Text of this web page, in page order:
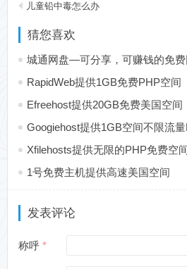
儿童铅中毒怎么办
猜您喜欢
城通网盘—可分享，可赚钱的免费
RapidWeb提供1GB免费PHP空间
Efreehost提供20GB免费美国空间
Googiehost提供1GB空间不限流
Xfilehosts提供无限的PHP免费空
1号免费主机提供高速美国空间
发表评论
称呼